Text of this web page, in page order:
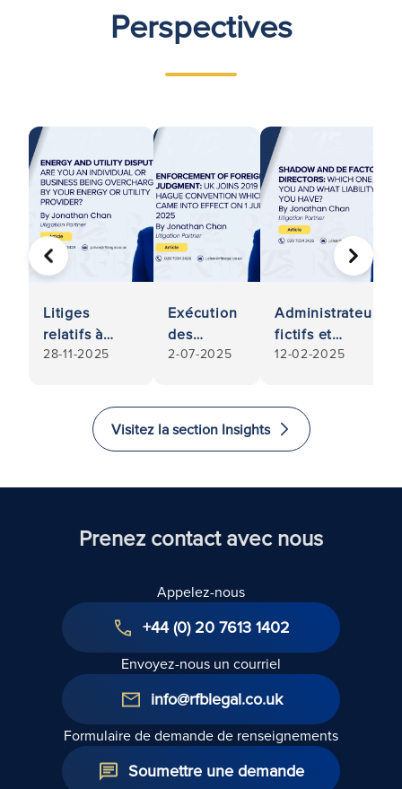
Perspectives
Litiges
relatifs à
l'énergie et
Êtes-vous un
particulier ou
entreprise
surfacturation
de la part de
d'énergie ou
de services
publics ?
28-11-2025
Exécution
des
jugements
Royaume-
Uni adhère
convention
de 2019
qui est
vigueur le
2025
2-07-2025
Administrateurs
fictifs et
administrateurs
quelle est votre
responsabilité ?
12-02-2025
PRÉCÉDENT
Visitez la section Insights
Prenez contact avec nous
Appelez-nous
+44 (0) 20 7613 1402
Envoyez-nous un courriel
info@rfblegal.co.uk
Formulaire de demande de renseignements
Soumettre une demande